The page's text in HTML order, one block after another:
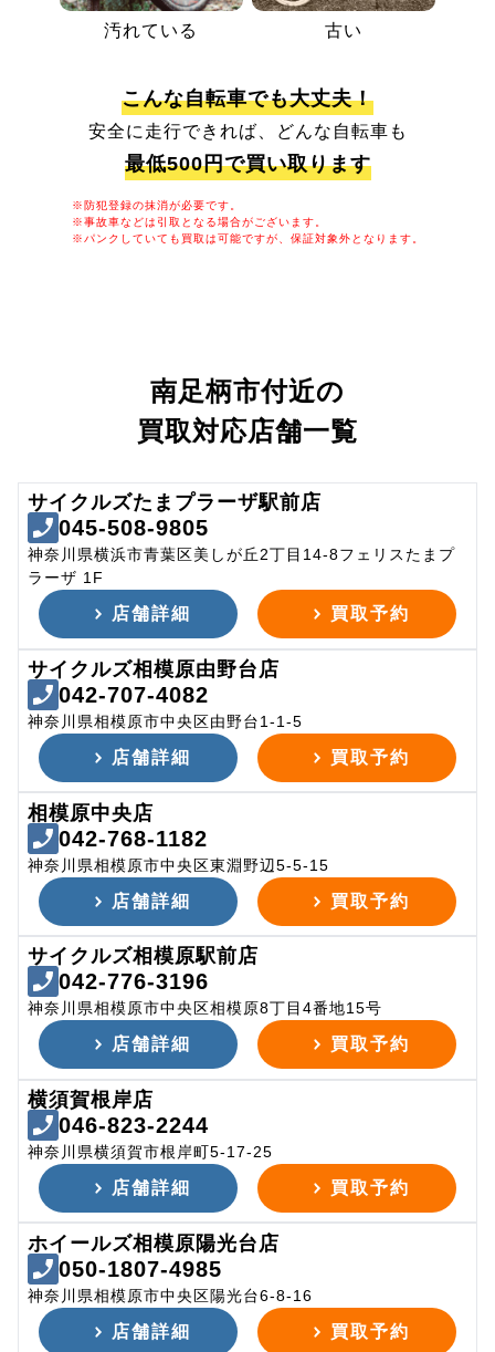
汚れている 古い
こんな自転車でも大丈夫！
安全に走行できれば、どんな自転車も
最低500円で買い取ります
※防犯登録の抹消が必要です。
※事故車などは引取となる場合がございます。
※パンクしていても買取は可能ですが、保証対象外となります。
南足柄市付近の
買取対応店舗一覧
サイクルズたまプラーザ駅前店
045-508-9805
神奈川県横浜市青葉区美しが丘2丁目14-8フェリスたまプ
ラーザ 1F
店舗詳細 買取予約
サイクルズ相模原由野台店
042-707-4082
神奈川県相模原市中央区由野台1-1-5
店舗詳細 買取予約
相模原中央店
042-768-1182
神奈川県相模原市中央区東淵野辺5-5-15
店舗詳細 買取予約
サイクルズ相模原駅前店
042-776-3196
神奈川県相模原市中央区相模原8丁目4番地15号
店舗詳細 買取予約
横須賀根岸店
046-823-2244
神奈川県横須賀市根岸町5-17-25
店舗詳細 買取予約
ホイールズ相模原陽光台店
050-1807-4985
神奈川県相模原市中央区陽光台6-8-16
店舗詳細 買取予約